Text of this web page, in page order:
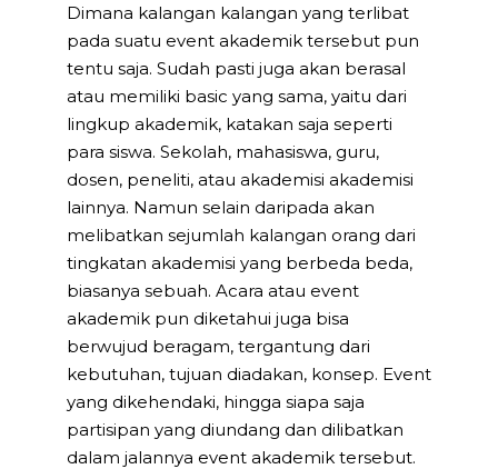
Dimana kalangan kalangan yang terlibat
pada suatu event akademik tersebut pun
tentu saja. Sudah pasti juga akan berasal
atau memiliki basic yang sama, yaitu dari
lingkup akademik, katakan saja seperti
para siswa. Sekolah, mahasiswa, guru,
dosen, peneliti, atau akademisi akademisi
lainnya. Namun selain daripada akan
melibatkan sejumlah kalangan orang dari
tingkatan akademisi yang berbeda beda,
biasanya sebuah. Acara atau event
akademik pun diketahui juga bisa
berwujud beragam, tergantung dari
kebutuhan, tujuan diadakan, konsep. Event
yang dikehendaki, hingga siapa saja
partisipan yang diundang dan dilibatkan
dalam jalannya event akademik tersebut.